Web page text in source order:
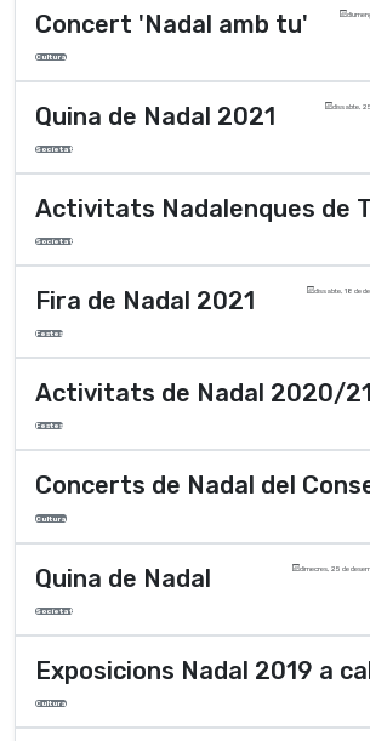
Concert 'Nadal amb tu'
Cultura
Quina de Nadal 2021 dissabte,
Societat
Activitats Nadalenques de
Societat
Fira de Nadal 2021 dissabte, 18 de
Festes
Activitats de Nadal 2020/
Festes
Concerts de Nadal del
Cultura
Quina de Nadal dimecres, 25 de
Societat
Exposicions Nadal 2019 a
Cultura